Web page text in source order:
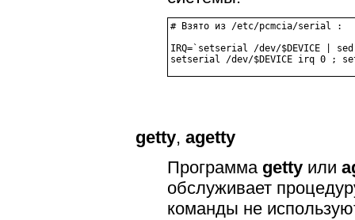
# Взято из /etc/pcmcia/serial :
IRQ=`setserial /dev/$DEVICE |
getty, agetty
Программа getty или
обслуживает
команды не